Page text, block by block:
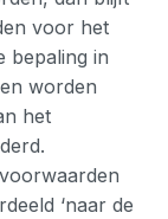
voor het
bepaling in
worden
het
‘naar de